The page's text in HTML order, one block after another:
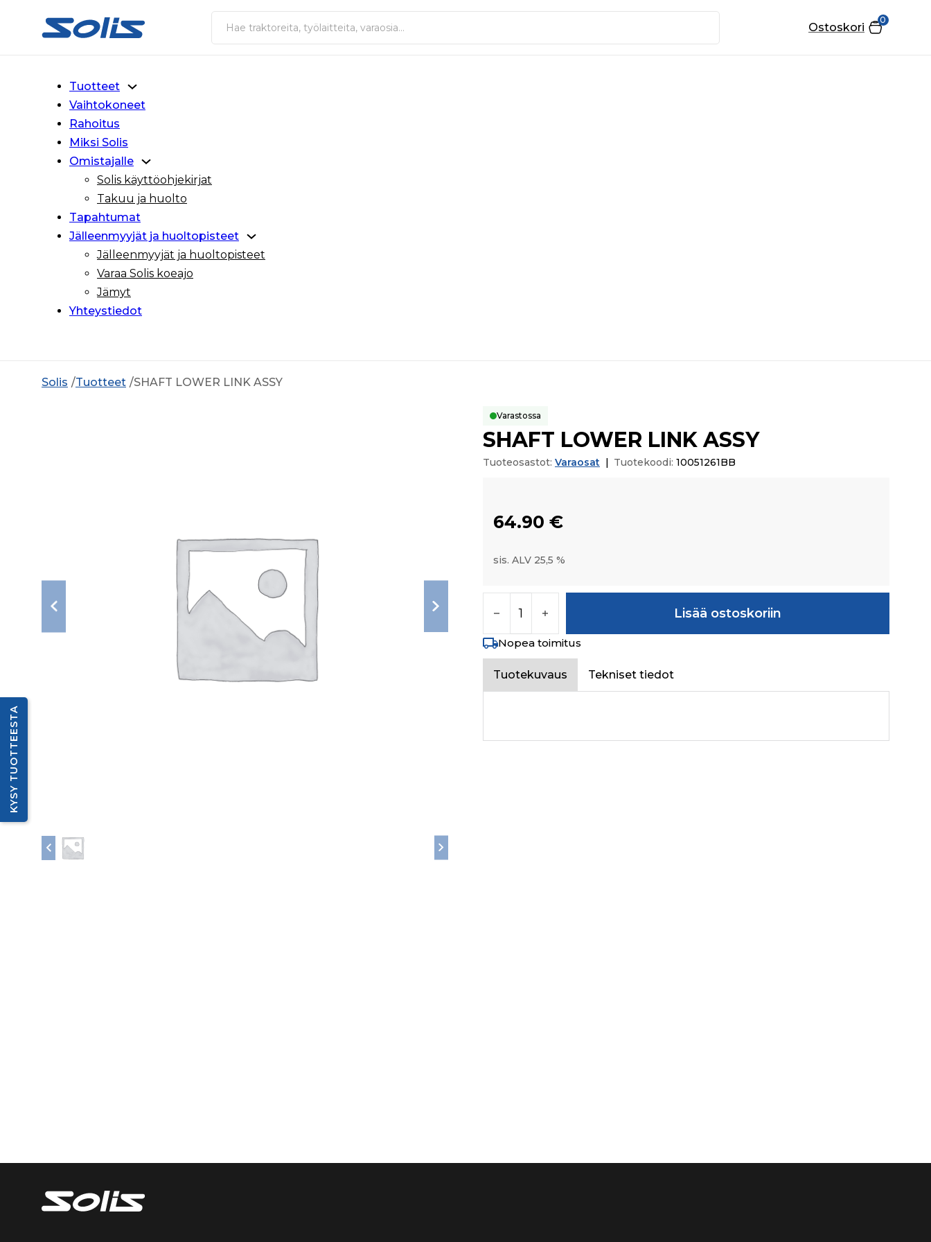
Siirry pääsisältöön
Siirry alatunnisteeseen
Haku
0
Ostoskori
Tuotteet
Vaihtokoneet
Rahoitus
Miksi Solis
Omistajalle
Solis käyttöohjekirjat
Takuu ja huolto
Tapahtumat
Jälleenmyyjät ja huoltopisteet
Jälleenmyyjät ja huoltopisteet
Varaa Solis koeajo
Jämyt
Yhteystiedot
Solis Tuotteet SHAFT LOWER LINK ASSY
Varastossa
SHAFT LOWER LINK ASSY
Tuoteosastot: Varaosat | Tuotekoodi: 10051261BB
64.90 €
sis. ALV 25,5 %
Lisää ostoskoriin
Nopea toimitus
Tuotekuvaus Tekniset tiedot
KYSY TUOTTEESTA